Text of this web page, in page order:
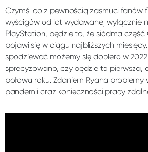
Czymś, co z pewnością zasmuci fanów
wyścigów od lat wydawanej wyłącznie
PlayStation, będzie to, że siódma część
pojawi się w ciągu najbliższych miesięcy.
spodziewać możemy się dopiero w
sprecyzowano, czy będzie to pierwsza,
połowa roku. Zdaniem Ryana problemy
pandemii oraz konieczności pracy